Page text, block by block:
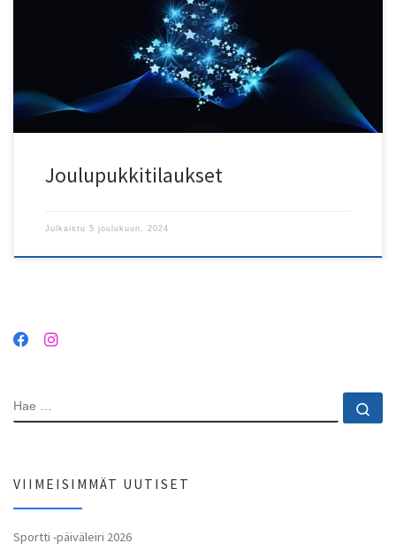
Minimitaksa on 50 €, joka maksetaan joulupukille käynnin
yhteydessä. Tontut päivystävät klo 18:00 – 20:00 perjantaina 20.12.
asti tai niin kauan kuin aikoja alueelle riittää. Pia 040 519 8981 * […]
Joulupukkitilaukset
Julkaistu 5 joulukuun, 2024
HAE
VIIMEISIMMÄT UUTISET
Sportti -päiväleiri 2026